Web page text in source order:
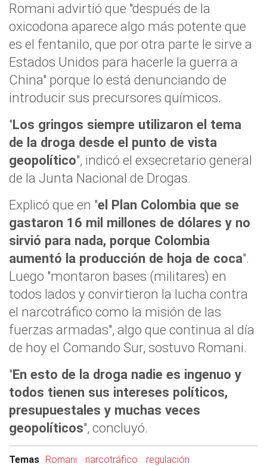
Romani advirtió que "después de la
oxicodona aparece algo más potente que
es el fentanilo, que por otra parte le sirve a
Estados Unidos para hacerle la guerra a
China" porque lo está denunciando de
introducir sus precursores químicos.
"Los gringos siempre utilizaron el tema
de la droga desde el punto de vista
geopolítico", indicó el exsecretario general
de la Junta Nacional de Drogas.
Explicó que en "el Plan Colombia que se
gastaron 16 mil millones de dólares y no
sirvió para nada, porque Colombia
aumentó la producción de hoja de coca".
Luego "montaron bases (militares) en
todos lados y convirtieron la lucha contra
el narcotráfico como la misión de las
fuerzas armadas", algo que continua al día
de hoy el Comando Sur, sostuvo Romani.
"En esto de la droga nadie es ingenuo y
todos tienen sus intereses políticos,
presupuestales y muchas veces
geopolíticos", concluyó.
Temas Romani narcotráfico regulación